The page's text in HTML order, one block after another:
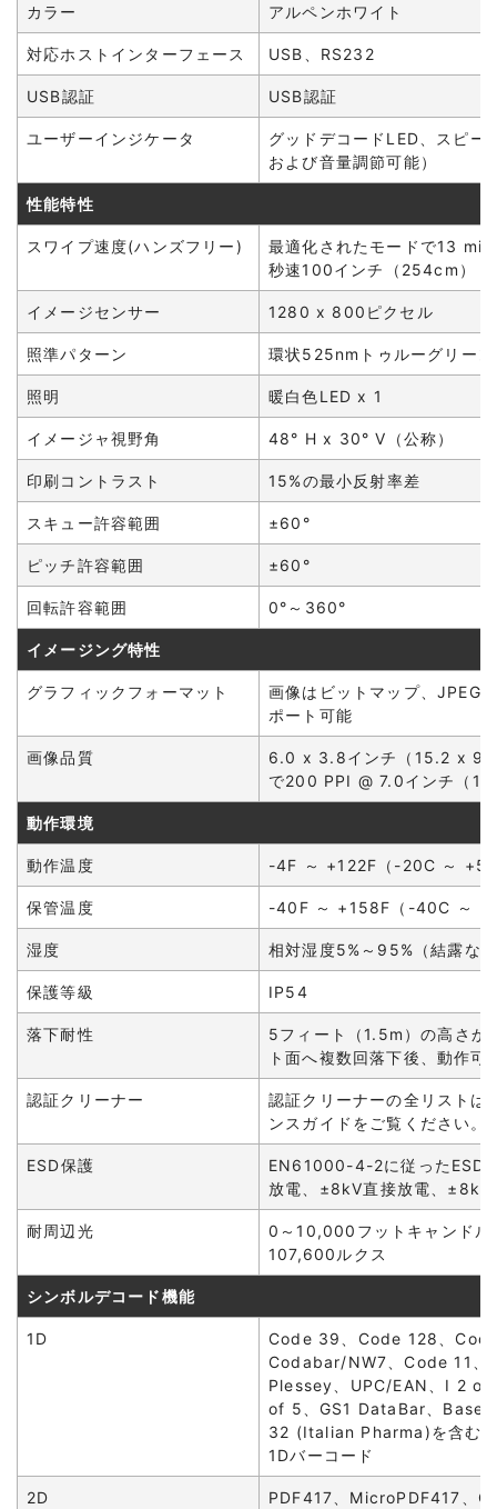
カラー アルペンホワイト
対応ホストインターフェース USB、RS232
USB認証 USB認証
ユーザーインジケータ
グッドデコードLED、スピー
および音量調節可能）
性能特性
スワイプ速度(ハンズフリー)
最適化されたモードで13 mil
秒速100インチ（254cm）
イメージセンサー 1280 x 800ピクセル
照準パターン 環状525nmトゥルーグリー
照明 暖白色LED x 1
イメージャ視野角 48° H x 30° V（公称）
印刷コントラスト 15%の最小反射率差
スキュー許容範囲 ±60°
ピッチ許容範囲 ±60°
回転許容範囲 0°～360°
イメージング特性
グラフィックフォーマット
画像はビットマップ、JPEG
ポート可能
画像品質
6.0 x 3.8インチ（15.2 x
で200 PPI @ 7.0インチ（
動作環境
動作温度 -4F ～ +122F（-20C ～
保管温度 -40F ～ +158F（-40C ～
湿度 相対湿度5%～95%（結露な
保護等級 IP54
落下耐性
5フィート（1.5m）の高さか
ト面へ複数回落下後、動作可
認証クリーナー
認証クリーナーの全リストは
ンスガイドをご覧ください。
ESD保護
EN61000-4-2に従ったESD
放電、±8kV直接放電、±8kV
耐周辺光
0～10,000フットキャンドル
107,600ルクス
シンボルデコード機能
1D
Code 39、Code 128、
Codabar/NW7、Code 11、
Plessey、UPC/EAN、I 2 of
of 5、GS1 DataBar、Base
32 (Italian Pharma)を含む
1Dバーコード
2D
PDF417、MicroPDF417、